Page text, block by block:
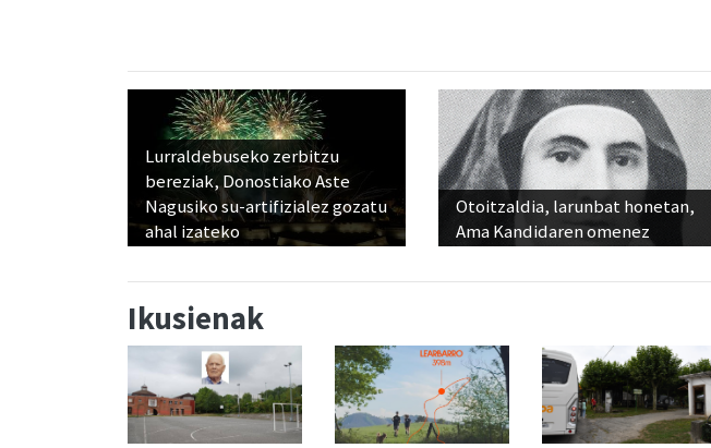
Lurraldebuseko zerbitzu
bereziak, Donostiako Aste
Nagusiko su-artifizialez gozatu
ahal izateko
Otoitzaldia, larunbat honetan,
Ama Kandidaren omenez
Ikusienak